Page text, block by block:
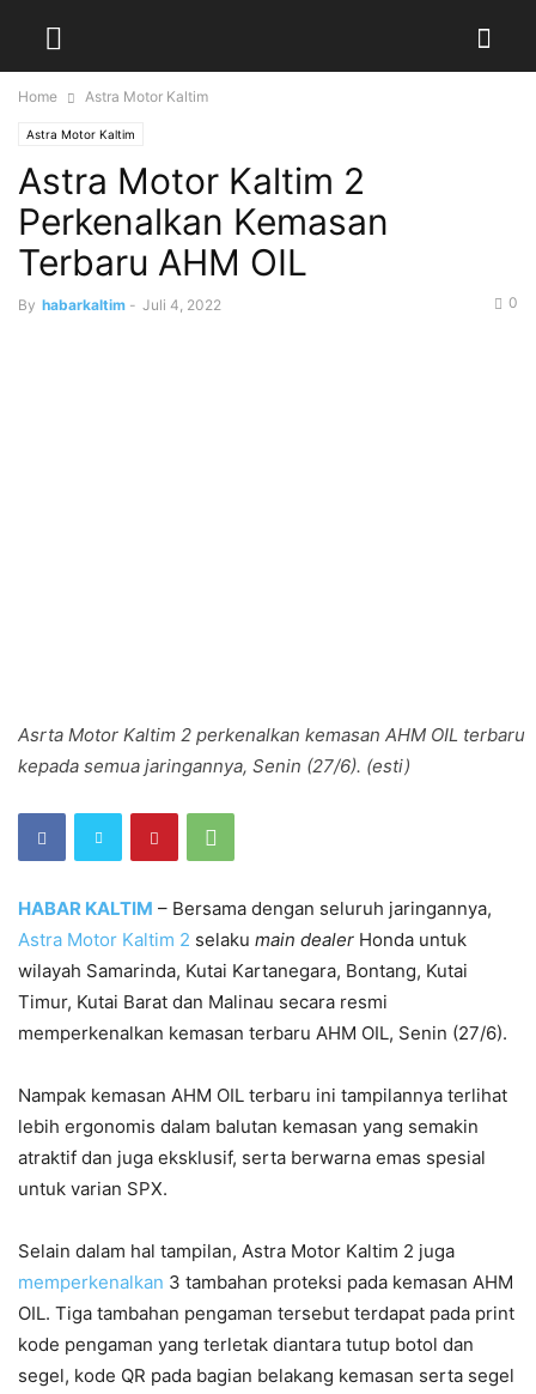
Home Astra Motor Kaltim
Astra Motor Kaltim
Astra Motor Kaltim 2
Perkenalkan Kemasan
Terbaru AHM OIL
By habarkaltim - Juli 4, 2022 0
Asrta Motor Kaltim 2 perkenalkan kemasan AHM OIL terbaru
kepada semua jaringannya, Senin (27/6). (esti)
HABAR KALTIM – Bersama dengan seluruh jaringannya,
Astra Motor Kaltim 2 selaku main dealer Honda untuk
wilayah Samarinda, Kutai Kartanegara, Bontang, Kutai
Timur, Kutai Barat dan Malinau secara resmi
memperkenalkan kemasan terbaru AHM OIL, Senin (27/6).
Nampak kemasan AHM OIL terbaru ini tampilannya terlihat
lebih ergonomis dalam balutan kemasan yang semakin
atraktif dan juga eksklusif, serta berwarna emas spesial
untuk varian SPX.
Selain dalam hal tampilan, Astra Motor Kaltim 2 juga
memperkenalkan 3 tambahan proteksi pada kemasan AHM
OIL. Tiga tambahan pengaman tersebut terdapat pada print
kode pengaman yang terletak diantara tutup botol dan
segel, kode QR pada bagian belakang kemasan serta segel